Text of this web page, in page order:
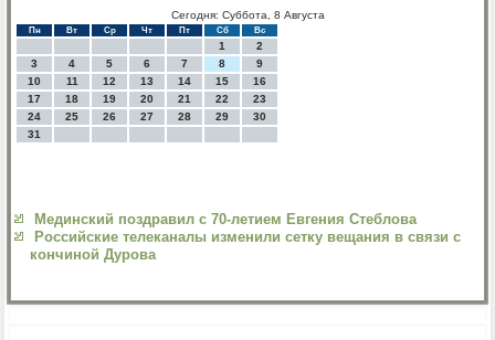
Сегодня: Суббота, 8 Августа
Пн Вт Ср Чт Пт Сб Вс
1
2
3
4 5 6 7 8
9
10
11 12 13 14 15
16
17
18 19 20 21 22
23
24
25 26 27 28 29
30
31
Мединский поздравил с 70-летием Евгения Стеблова
Российские телеканалы изменили сетку вещания в связи с
кончиной Дурова